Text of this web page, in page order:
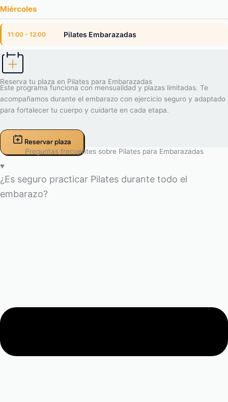
Miércoles
11:00 - 12:00 Pilates Embarazadas
Reserva tu plaza en Pilates para Embarazadas
Este programa funciona con mensualidad y plazas limitadas. Te
acompañamos durante el embarazo con ejercicio seguro y adaptado
para fortalecer tu cuerpo y cuidarte en cada etapa.
Reservar plaza
Preguntas frecuentes sobre Pilates para Embarazadas
¿Es seguro practicar Pilates durante todo el
embarazo?